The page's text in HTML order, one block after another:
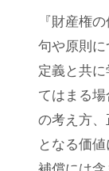
『財産権
句や原則
定義と共に
てはまる
の考え方
となる価値